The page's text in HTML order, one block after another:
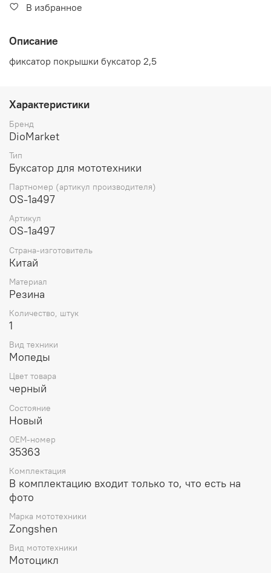
В избранное
Описание
фиксатор покрышки буксатор 2,5
Характеристики
Бренд
DioMarket
Тип
Буксатор для мототехники
Партномер (артикул производителя)
OS-1a497
Артикул
OS-1a497
Страна-изготовитель
Китай
Материал
Резина
Количество, штук
1
Вид техники
Мопеды
Цвет товара
черный
Состояние
Новый
OEM-номер
35363
Комплектация
В комплектацию входит только то, что есть на
фото
Марка мототехники
Zongshen
Вид мототехники
Мотоцикл